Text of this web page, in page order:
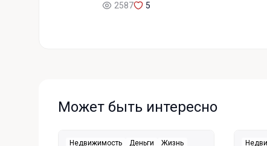
2587 5
Может быть интересно
Недвижимость Деньги Жизнь